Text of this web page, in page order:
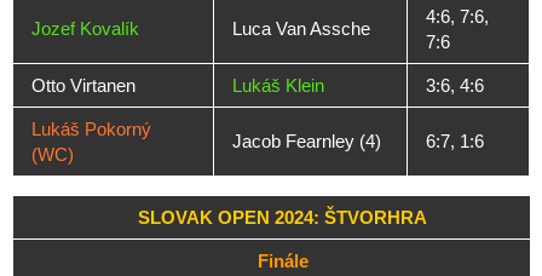
Jozef Kovalík Luca Van Assche
4:6, 7:6,
7:6
Otto Virtanen Lukáš Klein 3:6, 4:6
Lukáš Pokorný
(WC)
Jacob Fearnley (4) 6:7, 1:6
SLOVAK OPEN 2024: ŠTVORHRA
Finále